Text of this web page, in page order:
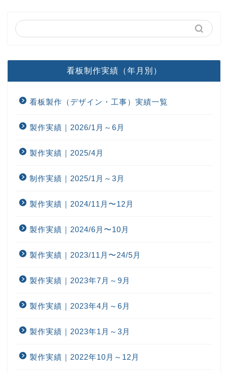
看板制作実績（年月別）
看板製作（デザイン・工事）実績一覧
製作実績｜2026/1月～6月
製作実績｜2025/4月
制作実績｜2025/1月～3月
製作実績｜2024/11月〜12月
製作実績｜2024/6月〜10月
製作実績｜2023/11月〜24/5月
製作実績｜2023年7月～9月
製作実績｜2023年4月～6月
製作実績｜2023年1月～3月
製作実績｜2022年10月～12月